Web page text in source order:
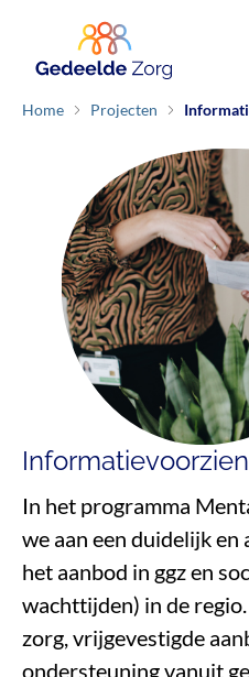
Home Projecten
In het programma
we aan een duidelijk
het aanbod in ggz en
wachttijden) in de
zorg, vrijgevestigde
ondersteuning vanuit